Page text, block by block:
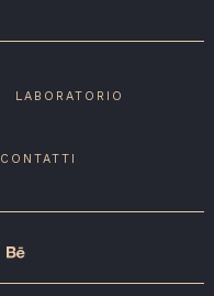
LABORATORIO
CONTATTI